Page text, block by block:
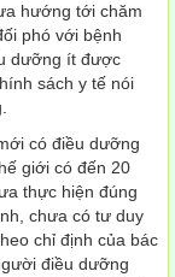
hướng tới chăm
phó với bệnh
dưỡng ít được
sách y tế nói
có điều dưỡng
giới có đến 20
thực hiện đúng
chưa có tư duy
chỉ định của bác
điều dưỡng